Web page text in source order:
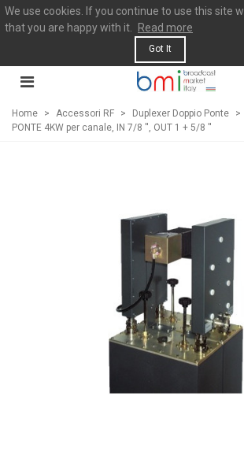
We use cookies. If you continue to use this site
that you are happy with it.
Read more
Got It
Home > Accessori RF > Duplexer Doppio Ponte >
PONTE 4KW per canale, IN 7/8 '', OUT 1 + 5/8 ''